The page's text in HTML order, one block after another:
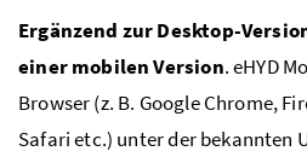
Ergänzend zur Desktop-
einer mobilen Version.eHYD
Browser (z. B. Google Chrome,
Safarietc.) unter der bekannten